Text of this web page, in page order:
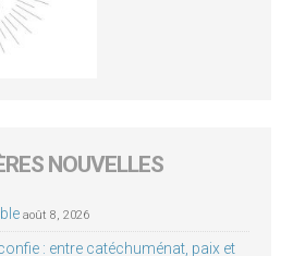
NOUVELLES
août 8, 2026
: entre catéchuménat, paix et